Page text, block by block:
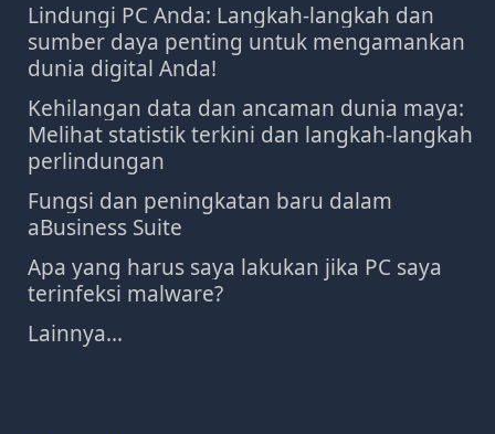
Lindungi PC Anda: Langkah-langkah dan
sumber daya penting untuk mengamankan
dunia digital Anda!
Kehilangan data dan ancaman dunia maya:
Melihat statistik terkini dan langkah-langkah
perlindungan
Fungsi dan peningkatan baru dalam
aBusiness Suite
Apa yang harus saya lakukan jika PC saya
terinfeksi malware?
Lainnya...